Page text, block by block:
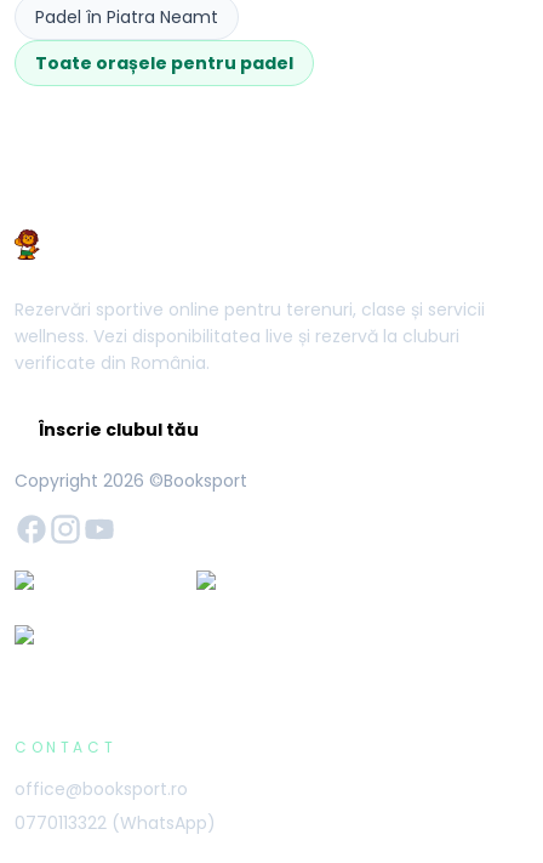
Padel în Piatra Neamt
Toate orașele pentru padel
Rezervări sportive online pentru terenuri, clase și servicii
wellness. Vezi disponibilitatea live și rezervă la cluburi
verificate din România.
Înscrie clubul tău
Copyright 2026 ©Booksport
CONTACT
office@booksport.ro
0770113322 (WhatsApp)